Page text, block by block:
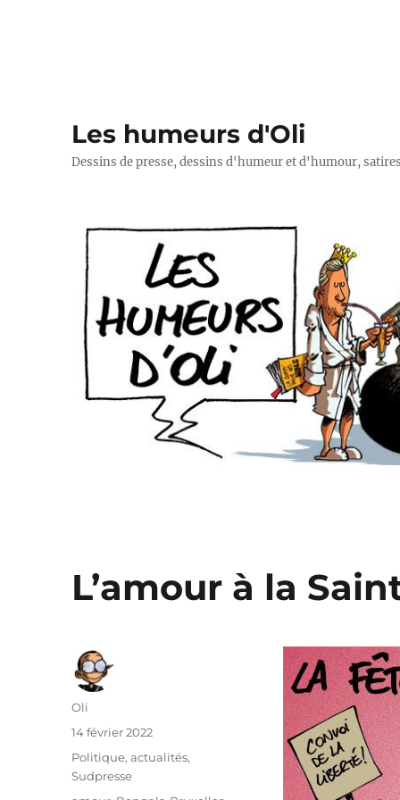
Les humeurs d'Oli
Dessins de presse, dessins d'humeur et d'humour,
L’amour à la
Auteur
Oli
Publié
14 février 2022
Catégories
Politique, actualités,
Sudpresse